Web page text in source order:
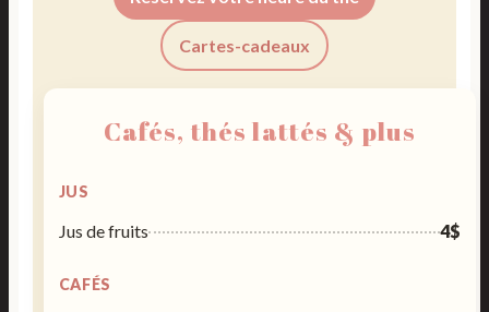
Cartes-cadeaux
Cafés, thés lattés & plus
JUS
Jus de fruits 4$
CAFÉS